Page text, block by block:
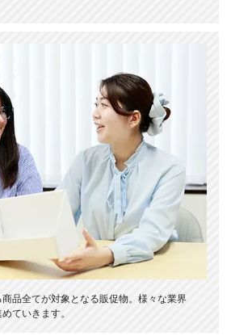
品全てが対象となる販促物。様々な業界
ていきます。